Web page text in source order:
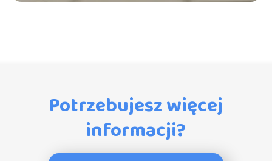
Potrzebujesz więcej
informacji?